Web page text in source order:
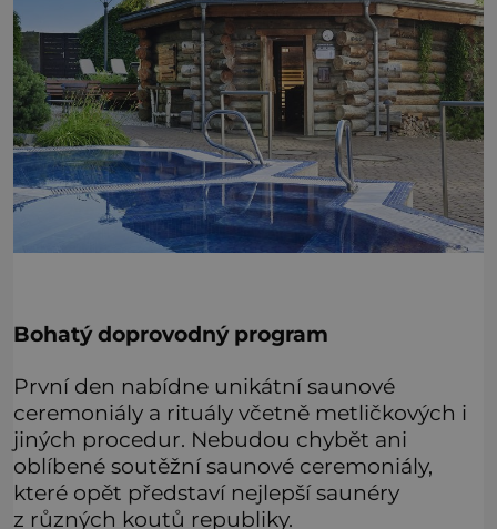
Bohatý doprovodný program
První den nabídne unikátní saunové
ceremoniály a rituály včetně metličkových i
jiných procedur. Nebudou chybět ani
oblíbené soutěžní saunové ceremoniály,
které opět představí nejlepší saunéry
z různých koutů republiky.